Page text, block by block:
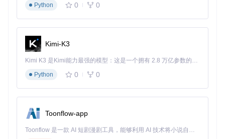
为沟通的难题。WeChatFerry结合Gemini的多语言支持能力，
可以实现实时的消息翻译功能。当收到外文消息时，系统自动
将其翻译成你熟悉的语言；你发送的消息也会自动翻译成对方
的语言，实现无障碍的跨语言交流。
会议纪要自动生成
可以实时记录聊天内容，Gemini则负责分析提炼关键信息，自
动生成会议纪要。这不仅省去了人工记录的麻烦，还能确保会
开发经验，也能按照以下步骤轻松完成。
Python
0 0
Kimi-K3
Kimi K3 是Kimi能力最强的模型：这是一个拥有 2.8 万亿参数的混合专家（MoE）模型，具备原生视觉理解能力，并支持 100 万 token 的上下文窗口。
Python
0 0
Toonflow-app
Toonflow 是一款 AI 短剧漫剧工具，能够利用 AI 技术将小说自动转化为剧本，并结合 AI 生成的图片和视频，实现高效的短剧创作。借助 Toonflow，可以轻松完成从文字到影像的全流程，让短剧制作变得更加智能与便捷。